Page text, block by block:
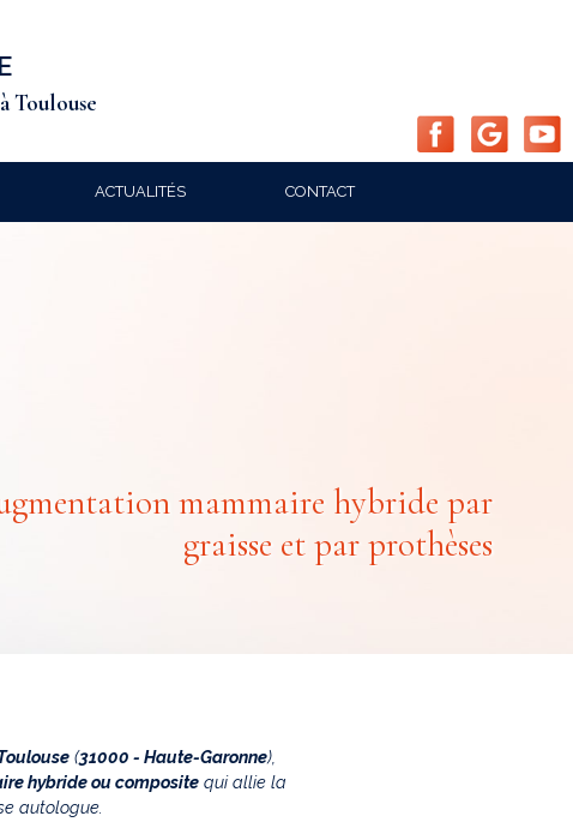
Toulouse
ACTUALITÉS CONTACT
mammaire hybride par
graisse et par prothèses
(31000 - Haute-Garonne),
hybride ou composite qui allie la
autologue.